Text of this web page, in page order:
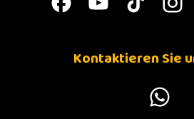
Kontaktieren Sie